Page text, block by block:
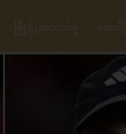
မြို့ပြဆင်ယင်မှု အောင်